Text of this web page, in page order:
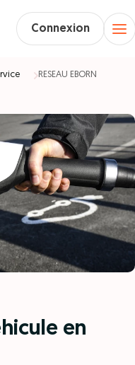
Connexion
RESEAU EBORN
en